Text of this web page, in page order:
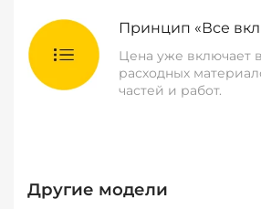
Принцип «Все
Цена уже включает
расходных
частей и работ.
Другие модели